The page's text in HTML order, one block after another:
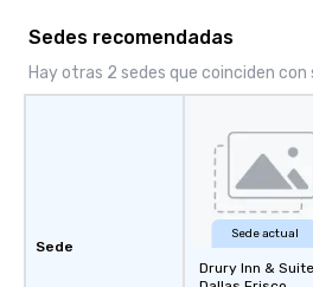
Sedes recomendadas
Hay otras 2 sedes que coinciden con
Sede
Sede actual
Drury Inn &